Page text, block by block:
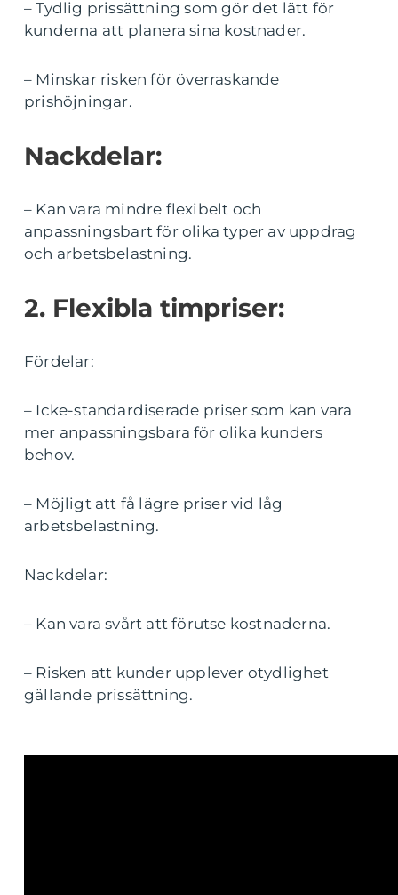
– Tydlig prissättning som gör det lätt för
kunderna att planera sina kostnader.
– Minskar risken för överraskande
prishöjningar.
Nackdelar:
– Kan vara mindre flexibelt och
anpassningsbart för olika typer av uppdrag
och arbetsbelastning.
2. Flexibla timpriser:
Fördelar:
– Icke-standardiserade priser som kan vara
mer anpassningsbara för olika kunders
behov.
– Möjligt att få lägre priser vid låg
arbetsbelastning.
Nackdelar:
– Kan vara svårt att förutse kostnaderna.
– Risken att kunder upplever otydlighet
gällande prissättning.